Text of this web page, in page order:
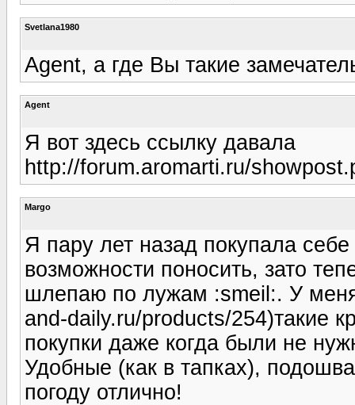
Svetlana1980
Agent, а где Вы такие
Agent
Я вот здесь ссылку давала
http://forum.aromarti.ru/
Margo
Я пару лет назад покупала
возможности поносить, зато
шлепаю по лужам :smeil:. У
and-daily.ru/products/254)такие
покупки даже когда были не
Удобные (как в тапках),
погоду отлично!